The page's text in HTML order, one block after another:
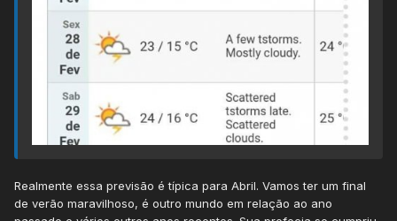
Realmente essa previsão é típica para Abril. Vamos ter um final
de verão maravilhoso, é outro mundo em relação ao ano